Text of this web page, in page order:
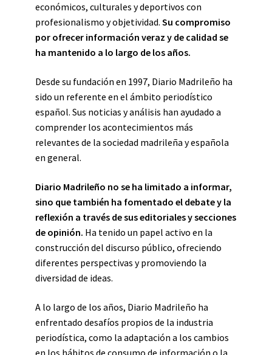
económicos, culturales y deportivos con
profesionalismo y objetividad. Su compromiso
por ofrecer información veraz y de calidad se
ha mantenido a lo largo de los años.
Desde su fundación en 1997, Diario Madrileño ha
sido un referente en el ámbito periodístico
español. Sus noticias y análisis han ayudado a
comprender los acontecimientos más
relevantes de la sociedad madrileña y española
en general.
Diario Madrileño no se ha limitado a informar,
sino que también ha fomentado el debate y la
reflexión a través de sus editoriales y secciones
de opinión. Ha tenido un papel activo en la
construcción del discurso público, ofreciendo
diferentes perspectivas y promoviendo la
diversidad de ideas.
A lo largo de los años, Diario Madrileño ha
enfrentado desafíos propios de la industria
periodística, como la adaptación a los cambios
en los hábitos de consumo de información o la